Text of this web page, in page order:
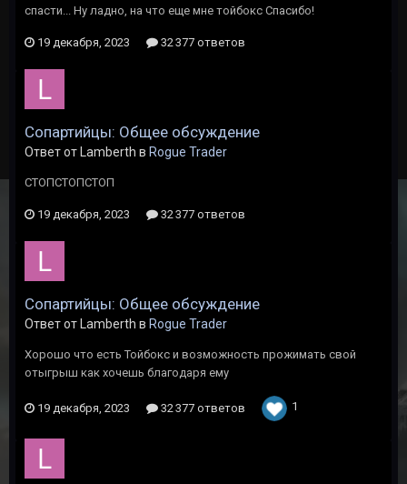
спасти... Ну ладно, на что еще мне тойбокс Спасибо!
19 декабря, 2023 32 377 ответов
Сопартийцы: Общее обсуждение
Ответ от Lamberth в Rogue Trader
СТОПСТОПСТОП
19 декабря, 2023 32 377 ответов
Сопартийцы: Общее обсуждение
Ответ от Lamberth в Rogue Trader
Хорошо что есть Тойбокс и возможность прожимать свой
отыгрыш как хочешь благодаря ему
19 декабря, 2023 32 377 ответов 1